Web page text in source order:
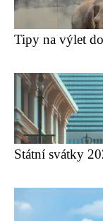
Tipy na výlet
Státní svátky